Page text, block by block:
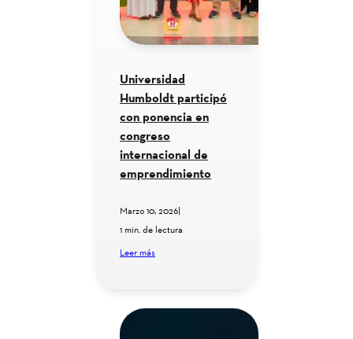
Universidad
Humboldt participó
con ponencia en
congreso
internacional de
emprendimiento
Marzo 10, 2026|
1 min. de lectura
Leer más